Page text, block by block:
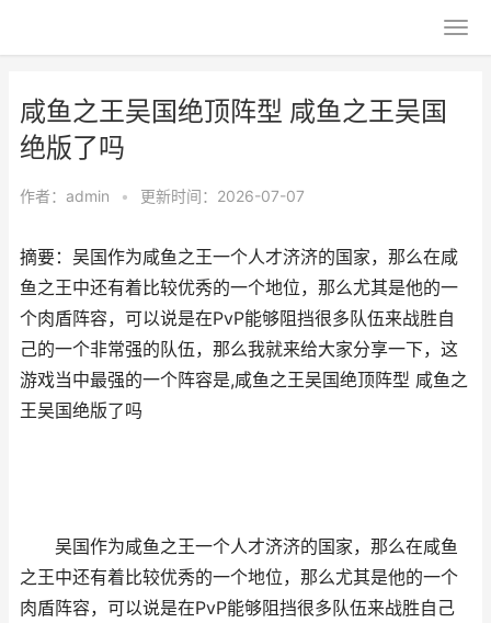
咸鱼之王吴国绝顶阵型 咸鱼之王吴国
绝版了吗
作者： admin • 更新时间：2026-07-07
摘要：吴国作为咸鱼之王一个人才济济的国家，那么在咸
鱼之王中还有着比较优秀的一个地位，那么尤其是他的一
个肉盾阵容，可以说是在PvP能够阻挡很多队伍来战胜自
己的一个非常强的队伍，那么我就来给大家分享一下，这
游戏当中最强的一个阵容是,咸鱼之王吴国绝顶阵型 咸鱼之
王吴国绝版了吗
吴国作为咸鱼之王一个人才济济的国家，那么在咸鱼
之王中还有着比较优秀的一个地位，那么尤其是他的一个
肉盾阵容，可以说是在PvP能够阻挡很多队伍来战胜自己